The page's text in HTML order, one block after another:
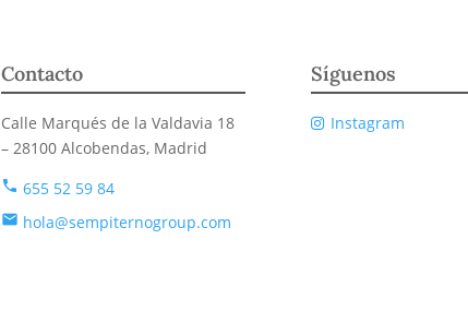
Contacto
Calle Marqués de la Valdavia 18
– 28100 Alcobendas, Madrid
phone 655 52 59 84
email hola@sempiternogroup.com
Síguenos
Instagram